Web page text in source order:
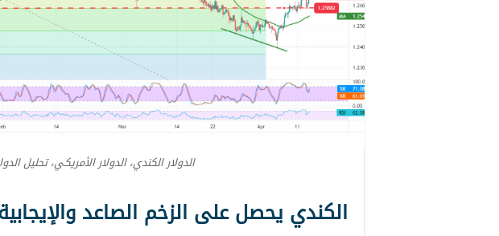
الدولار الكندي، الدولار الأمريكي، تحليل
الكندي يحصل على الزخم الصاعد والإيجابية قائمة